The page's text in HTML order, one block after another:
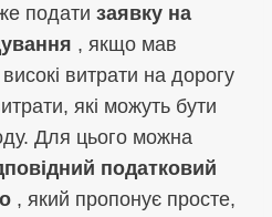
подати заявку на
, якщо мав
витрати на дорогу
які можуть бути
Для цього можна
податковий
, який пропонує просте,